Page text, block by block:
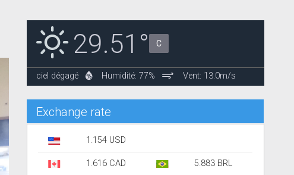
29.51° C
ciel dégagé Humidité: 77% Vent: 13.0m/s
Exchange rate
1.154 USD
1.616 CAD 5.883 BRL